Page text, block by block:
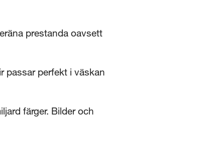
prestanda oavsett
passar perfekt i väskan
färger. Bilder och